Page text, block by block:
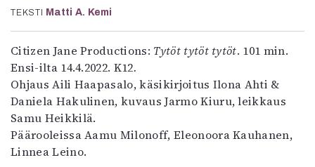
Tilaus ja irtonumerot
Yhteistyössä
Toimitus
Kaltio ry
TEKSTI Matti A. Kemi
Citizen Jane Productions: Tytöt tytöt tytöt. 101 min.
Ensi-ilta 14.4.2022. K12.
Ohjaus Aili Haapasalo, käsikirjoitus Ilona Ahti &
Daniela Hakulinen, kuvaus Jarmo Kiuru, leikkaus
Samu Heikkilä.
Päärooleissa Aamu Milonoff, Eleonoora Kauhanen,
Linnea Leino.